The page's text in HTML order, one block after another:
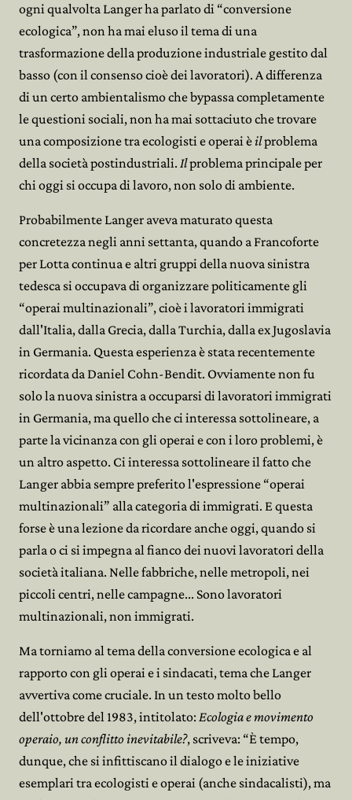
ogni qualvolta Langer ha parlato di “conversione
ecologica”, non ha mai eluso il tema di una
trasformazione della produzione industriale gestito dal
basso (con il consenso cioè dei lavoratori). A differenza
di un certo ambientalismo che bypassa completamente
le questioni sociali, non ha mai sottaciuto che trovare
una composizione tra ecologisti e operai èilproblema
della società postindustriali. Ilproblema principale per
chi oggi si occupa di lavoro, non solo di ambiente.
Probabilmente Langer aveva maturato questa
concretezza negli anni settanta, quando a Francoforte
per Lotta continua e altri gruppi della nuova sinistra
tedesca si occupava di organizzare politicamente gli
“operai multinazionali”, cioè i lavoratori immigrati
dall'Italia, dalla Grecia, dalla Turchia, dalla ex Jugoslavia
in Germania. Questa esperienza è stata recentemente
ricordata da Daniel Cohn-Bendit. Ovviamente non fu
solo la nuova sinistra a occuparsi di lavoratori immigrati
in Germania, ma quello che ci interessa sottolineare, a
parte la vicinanza con gli operai e con i loro problemi, è
un altro aspetto. Ci interessa sottolineare il fatto che
Langer abbia sempre preferito l'espressione “operai
multinazionali” alla categoria di immigrati. E questa
forse è una lezione da ricordare anche oggi, quando si
parla o ci si impegna al fianco dei nuovi lavoratori della
società italiana. Nelle fabbriche, nelle metropoli, nei
piccoli centri, nelle campagne... Sono lavoratori
multinazionali, non immigrati.
Ma torniamo al tema della conversione ecologica e al
rapporto con gli operai e i sindacati, tema che Langer
avvertiva come cruciale. In un testo molto bello
dell'ottobre del 1983, intitolato: Ecologia e movimento
operaio, un conflitto inevitabile?, scriveva: “È tempo,
dunque, che si infittiscano il dialogo e le iniziative
esemplari tra ecologisti e operai (anche sindacalisti), ma